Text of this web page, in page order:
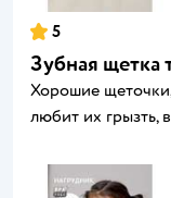
5
Зубная щетка
Хорошие
любит их грызть,